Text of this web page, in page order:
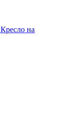
Кресло на